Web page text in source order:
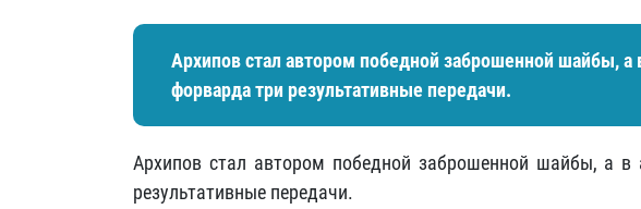
Архипов стал автором победной заброшенной шайбы, а
форварда три результативные передачи.
Архипов стал автором победной заброшенной шайбы, а в
результативные передачи.